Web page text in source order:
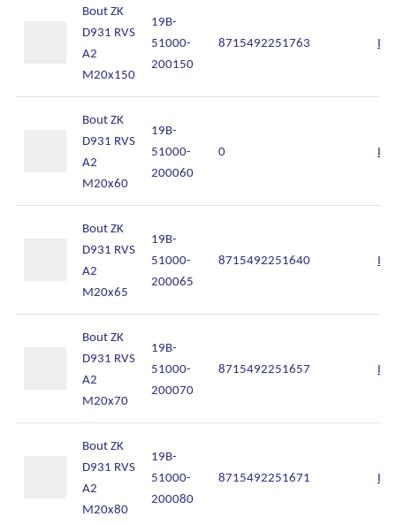
Bout ZK
D931 RVS
A2
M20x150
19B-
51000-
200150
8715492251763
Bout ZK
D931 RVS
A2
M20x60
19B-
51000-
200060
0
Bout ZK
D931 RVS
A2
M20x65
19B-
51000-
200065
8715492251640
Bout ZK
D931 RVS
A2
M20x70
19B-
51000-
200070
8715492251657
Bout ZK
D931 RVS
A2
M20x80
19B-
51000-
200080
8715492251671